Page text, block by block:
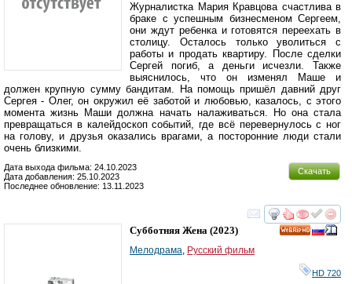
Журналистка Мария Кравцова счастлива в
браке с успешным бизнесменом Сергеем,
они ждут ребенка и готовятся переехать в
столицу. Осталось только уволиться с
работы и продать квартиру. После сделки
Сергей погиб, а деньги исчезли. Также
выяснилось, что он изменял Маше и
должен крупную сумму бандитам. На помощь пришёл давний друг
Сергея - Олег, он окружил её заботой и любовью, казалось, с этого
момента жизнь Маши должна начать налаживаться. Но она стала
превращаться в калейдоскоп событий, где всё перевернулось с ног
на голову, и друзья оказались врагами, а посторонние люди стали
очень близкими.
Скачать
Дата выхода фильма: 24.10.2023
Дата добавления: 25.10.2023
Последнее обновление: 13.11.2023
смотреть
Субботняя Жена (2023)
Мелодрама, Русский фильм
HD 720